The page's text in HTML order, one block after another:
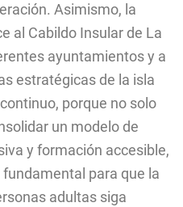
Asimismo, la
al Cabildo Insular de La
ayuntamientos y a
estratégicas de la isla
porque no solo
un modelo de
y formación accesible,
para que la
adultas siga